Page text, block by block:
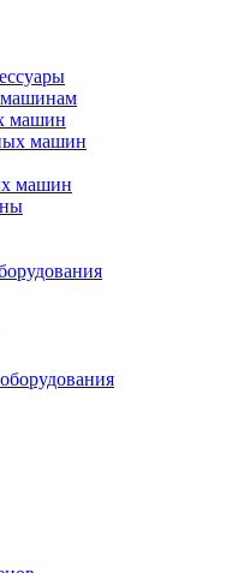
машин
машин
машин